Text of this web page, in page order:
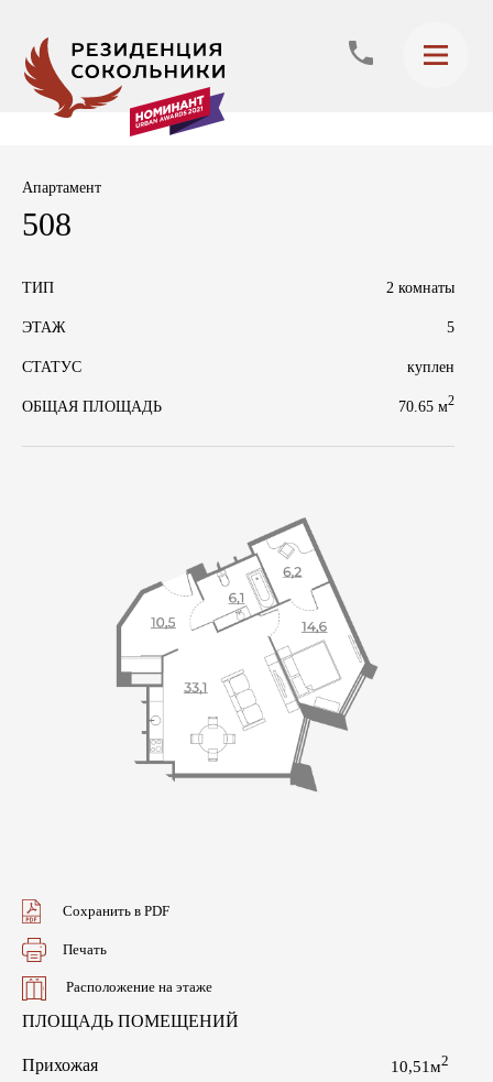
Апартамент
508
ТИП 2 комнаты
ЭТАЖ 5
СТАТУС куплен
ОБЩАЯ ПЛОЩАДЬ 70.65 м2
Сохранить в PDF
Печать
Расположение на этаже
ПЛОЩАДЬ ПОМЕЩЕНИЙ
Прихожая 10,51м2